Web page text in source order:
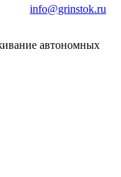
info@grinstok.ru
автономных